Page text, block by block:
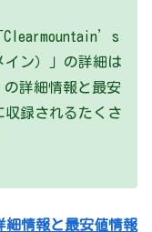
Clearmountain’s
イン）」の詳細は
詳細情報と最安
収録されるたくさ
細情報と最安値情報